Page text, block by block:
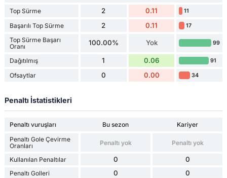
Top Sürme 2 0.11 11
Başarılı Top Sürme 2 0.11 17
Top Sürme Başarı
Oranı
100.00% Yok 99
Dağıtılmış 1 0.06 91
Ofsaytlar 0 0.00 34
Penaltı İstatistikleri
Penaltı vuruşları Bu sezon
Kariyer
Penaltı Gole Çevirme
Oranları
Penaltı yok Penaltı yok
Kullanılan Penaltılar 0 0
Penaltı Golleri 0 0